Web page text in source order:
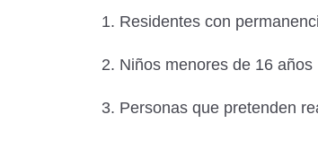
Residentes con
Niños menores de 16 años
Personas que pretenden